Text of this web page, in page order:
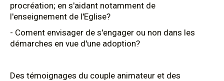
procréation; en s'aidant notamment de
l'enseignement de l'Eglise?
- Coment envisager de s'engager ou non dans les
démarches en vue d'une adoption?
Des témoignages du couple animateur et des